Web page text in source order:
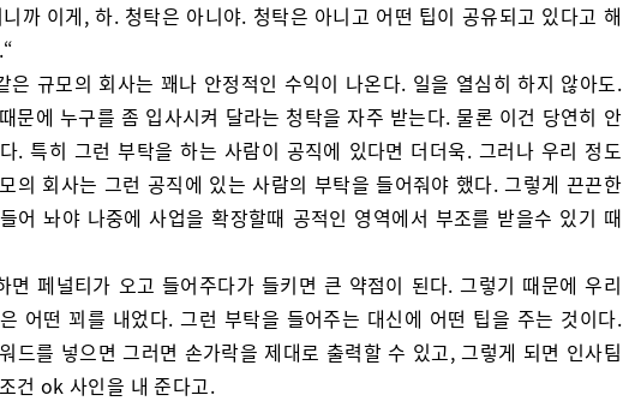
까 이게, 하. 청탁은 아니야. 청탁은 아니고 어떤 팁이 공유되고 있다고 해
은 규모의 회사는 꽤나 안정적인 수익이 나온다. 일을 열심히 하지 않아도.
문에 누구를 좀 입사시켜 달라는 청탁을 자주 받는다. 물론 이건 당연히 안
. 특히 그런 부탁을 하는 사람이 공직에 있다면 더더욱. 그러나 우리 정도
의 회사는 그런 공직에 있는 사람의 부탁을 들어줘야 했다. 그렇게 끈끈한
어 놔야 나중에 사업을 확장할때 공적인 영역에서 부조를 받을수 있기 때
면 페널티가 오고 들어주다가 들키면 큰 약점이 된다. 그렇기 때문에 우리
어떤 꾀를 내었다. 그런 부탁을 들어주는 대신에 어떤 팁을 주는 것이다.
드를 넣으면 그러면 손가락을 제대로 출력할 수 있고, 그렇게 되면 인사팀
건 ok 사인을 내 준다고.